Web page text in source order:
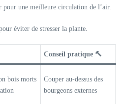
pour une meilleure circulation de l’air.
éviter de stresser la plante.
Conseil pratique 🔨
bois morts
Couper au-dessus des
bourgeons externes